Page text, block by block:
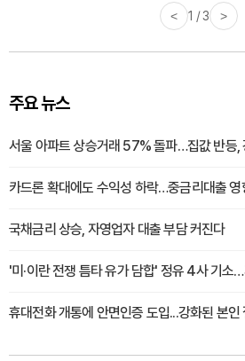
< 1 / 3 >
주요 뉴스
서울 아파트 상승거래 57% 돌파…집값 반등,
카드론 확대에도 수익성 하락…중금리대출 영
국채금리 상승, 자영업자 대출 부담 커진다
'미·이란 전쟁 틈타 유가 담합' 정유 4사 기소
휴대전화 개통에 안면인증 도입...강화된 본